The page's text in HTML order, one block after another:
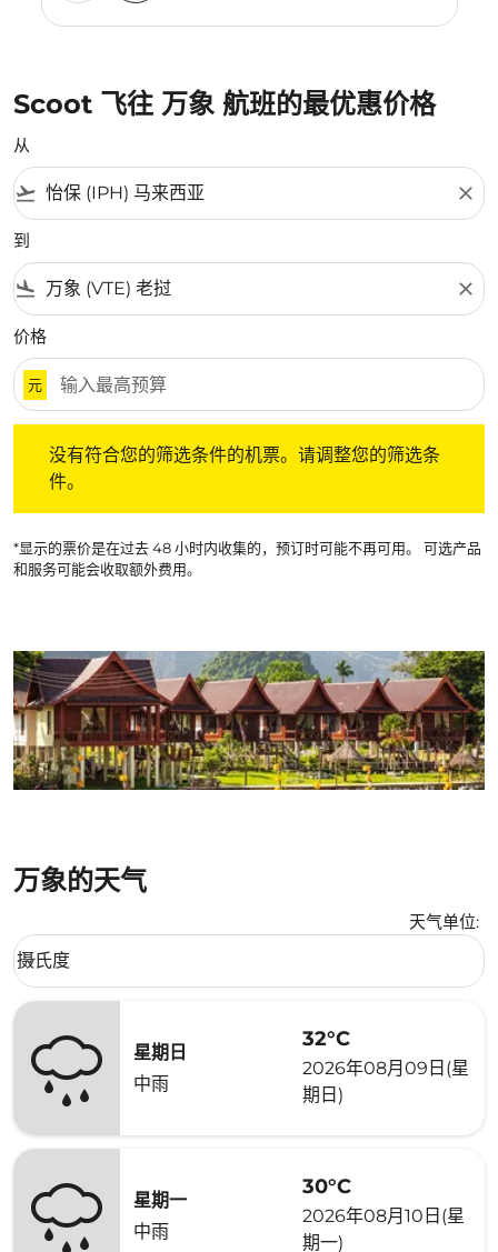
Scoot 飞往 万象 航班的最优惠价格
从
flight_takeoff close
到
flight_land close
价格
元
没有符合您的筛选条件的机票。请调整您的筛选条
件。
*显示的票价是在过去 48 小时内收集的，预订时可能不再可用。 可选产品
和服务可能会收取额外费用。
万象的天气
天气单位:
Weather unit option 摄氏度 Selected
摄氏度
keyboard_arrow_down
星期日
中雨
32°C
2026年08月09日(星
期日)
星期一
中雨
30°C
2026年08月10日(星
期一)